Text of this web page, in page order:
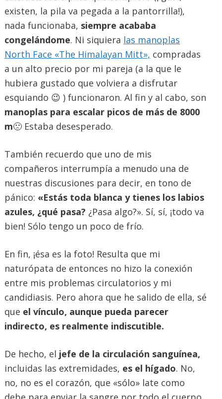
existen, la pila va pegada a la pantorrilla!),
nada funcionaba, siempre acababa
congelándome. Ni siquiera las manoplas
North Face «The Himalayan Mitt», compradas
a un alto precio por mi pareja (a la que le
hubiera gustado que volviera a disfrutar
esquiando 😉 ) funcionaron. Al fin y al cabo, son
manoplas para escalar picos de más de 8000
m🙁 Estaba desesperado.
También recuerdo que uno de mis
compañeros interrumpía a menudo una de
nuestras discusiones para decir, en tono de
pánico: «Estás toda blanca y tienes los labios
azules, ¿qué pasa? ¿Pasa algo?». Sí, sí, ¡todo va
bien! Sólo tengo un poco de frío.
En fin, ¡ésa es la foto! Resulta que mi
naturópata de entonces no hizo la conexión
entre mis problemas circulatorios y mi
candidiasis. Pero ahora que he salido de ella, sé
que el vínculo, aunque pueda parecer
indirecto, es realmente indiscutible.
De hecho, el jefe de la circulación sanguínea,
incluidas las extremidades, es el hígado. No,
no, no es el corazón, que «sólo» late como